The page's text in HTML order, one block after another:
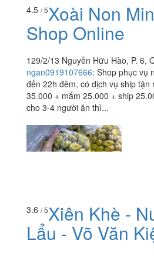
4.5 / 5Xoài Non
Shop Online
129/2/13 Nguyễn Hữu Hào, P. 6,
ngan0919107666: Shop phục vụ
đến 22h đêm, có dịch vụ ship tận
35.000 + mắm 25.000 + ship
cho 3-4 người ăn thì...
3.6 / 5Xiên Khè -
Lẩu - Võ Văn